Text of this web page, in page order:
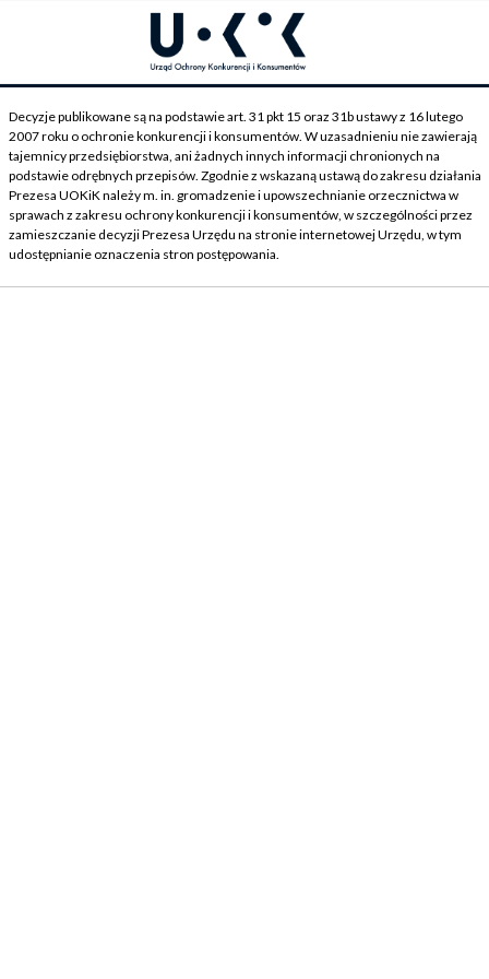
Decyzje publikowane są na podstawie art. 31 pkt 15 oraz 31b ustawy z 16 lutego
2007 roku o ochronie konkurencji i konsumentów. W uzasadnieniu nie zawierają
tajemnicy przedsiębiorstwa, ani żadnych innych informacji chronionych na
podstawie odrębnych przepisów. Zgodnie z wskazaną ustawą do zakresu działania
Prezesa UOKiK należy m. in. gromadzenie i upowszechnianie orzecznictwa w
sprawach z zakresu ochrony konkurencji i konsumentów, w szczególności przez
zamieszczanie decyzji Prezesa Urzędu na stronie internetowej Urzędu, w tym
udostępnianie oznaczenia stron postępowania.